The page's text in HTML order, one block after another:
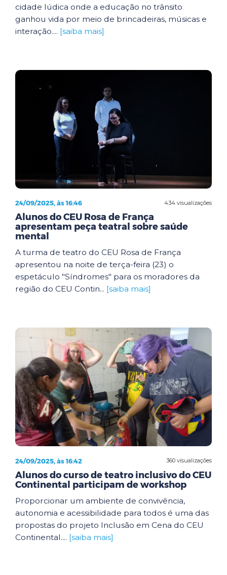
cidade lúdica onde a educação no trânsito
ganhou vida por meio de brincadeiras, músicas e
interação.... [saiba mais]
434 visualizações
24/09/2025, às 16:46
Alunos do CEU Rosa de França
apresentam peça teatral sobre saúde
mental
A turma de teatro do CEU Rosa de França
apresentou na noite de terça-feira (23) o
espetáculo "Síndromes" para os moradores da
região do CEU Contin... [saiba mais]
360 visualizações
24/09/2025, às 16:42
Alunos do curso de teatro inclusivo do CEU
Continental participam de workshop
Proporcionar um ambiente de convivência,
autonomia e acessibilidade para todos é uma das
propostas do projeto Inclusão em Cena do CEU
Continental.... [saiba mais]